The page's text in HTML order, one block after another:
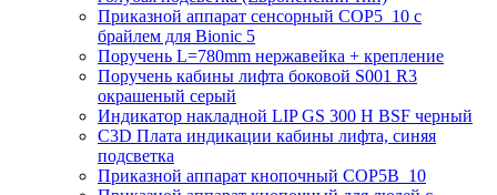
Приказной аппарат сенсорный COP5_10 с
брайлем для Bionic 5
Поручень L=780mm нержавейка + крепление
Поручень кабины лифта боковой S001 R3
окрашеный серый
Индикатор накладной LIP GS 300 H BSF черный
C3D Плата индикации кабины лифта, синяя
подсветка
Приказной аппарат кнопочный COP5B_10